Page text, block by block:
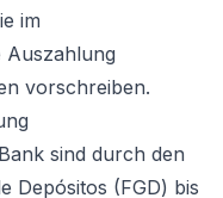
im
Auszahlung
vorschreiben.
sind durch den
Depósitos (FGD) bis